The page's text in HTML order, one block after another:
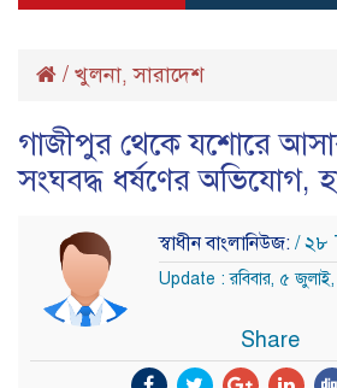
/ খুলনা,সারাদেশ
গাজীপুর থেকে যশোরে
সংঘবদ্ধ ধর্ষণের অভিযোগ,
স্বাধীন বাংলানিউজ: / ২৮
Update : রবিবার, ৫
Share